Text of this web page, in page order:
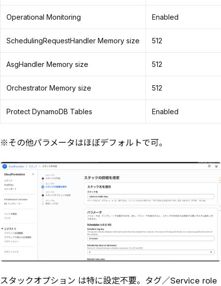
Operational Monitoring Enabled
SchedulingRequestHandler Memory size 512
AsgHandler Memory size 512
Orchestrator Memory size 512
Protect DynamoDB Tables Enabled
※その他パラメータはほぼデフォルトで可。
スタックオプション は特に設定不要。タグ／Service role